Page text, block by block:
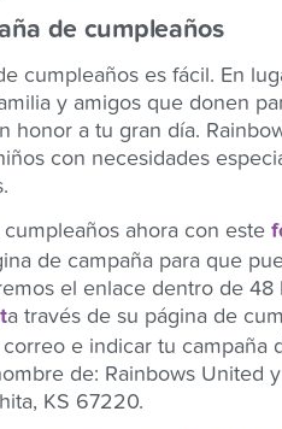
de cumpleaños
cumpleaños es fácil. En
y amigos que donen
honor a tu gran día.
con necesidades
ahora con este
de campaña para que
el enlace dentro de 48
a través de su página de
e indicar tu campaña
de: Rainbows United
KS 67220.